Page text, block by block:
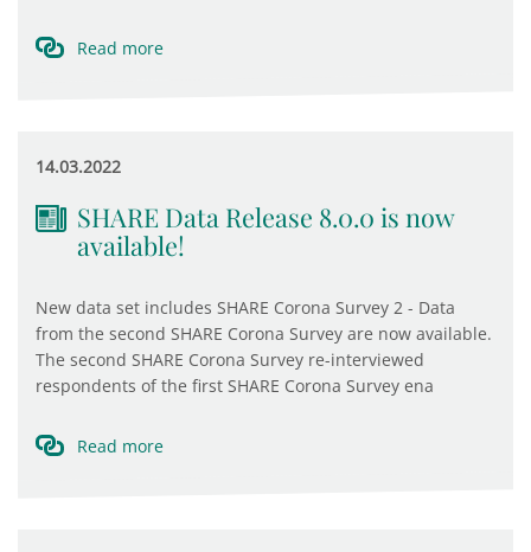
Read more
14.03.2022
SHARE Data Release 8.0.0 is now
available!
New data set includes SHARE Corona Survey 2 - Data
from the second SHARE Corona Survey are now available.
The second SHARE Corona Survey re-interviewed
respondents of the first SHARE Corona Survey ena
Read more